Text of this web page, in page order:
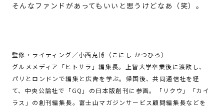
そんなファンドがあってもいいと思うけどなあ（笑）。
監修・ライティング／小西克博（こにし かつひろ）
グルメメディア「ヒトサラ」編集長。上智大学卒業後に渡欧し、
パリとロンドンで編集と広告を学ぶ。帰国後、共同通信社を経
て、中央公論社で「GQ」の日本版創刊に参画。「リクウ」「カイ
ラス」の創刊編集長。富士山マガジンサービス顧問編集長などを